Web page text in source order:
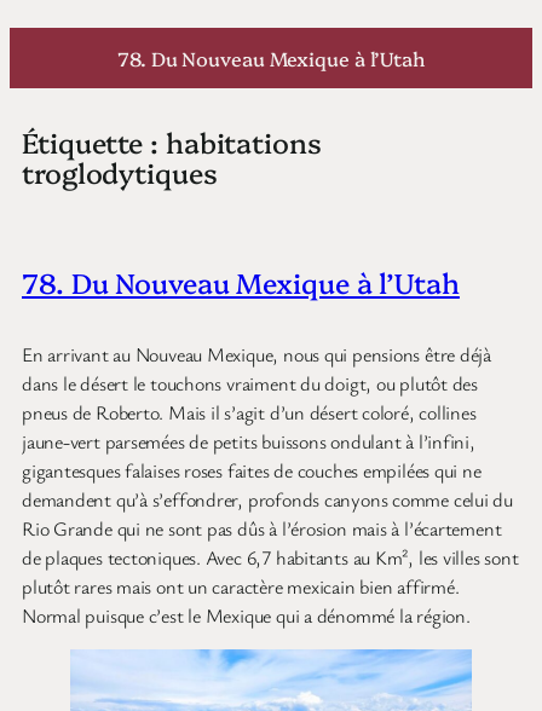
Aller
78. Du Nouveau Mexique à l’Utah
Étiquette : habitations
troglodytiques
78. Du Nouveau Mexique à l’Utah
En arrivant au Nouveau Mexique, nous qui pensions être déjà
dans le désert le touchons vraiment du doigt, ou plutôt des
pneus de Roberto. Mais il s’agit d’un désert coloré, collines
jaune-vert parsemées de petits buissons ondulant à l’infini,
gigantesques falaises roses faites de couches empilées qui ne
demandent qu’à s’effondrer, profonds canyons comme celui du
Rio Grande qui ne sont pas dûs à l’érosion mais à l’écartement
de plaques tectoniques. Avec 6,7 habitants au Km², les villes sont
plutôt rares mais ont un caractère mexicain bien affirmé.
Normal puisque c’est le Mexique qui a dénommé la région.